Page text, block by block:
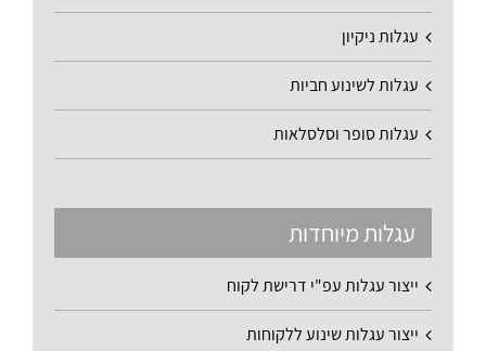
עגלות ניקיון
עגלות לשינוע חביות
עגלות סופר וסלסלאות
עגלות מיוחדות
ייצור עגלות עפ"י דרישת לקוח
ייצור עגלות שינוע ללקוחות